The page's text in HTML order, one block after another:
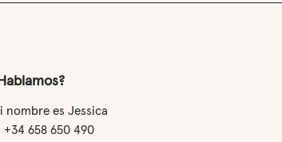
nombre es Jessica
+34 658 650 490